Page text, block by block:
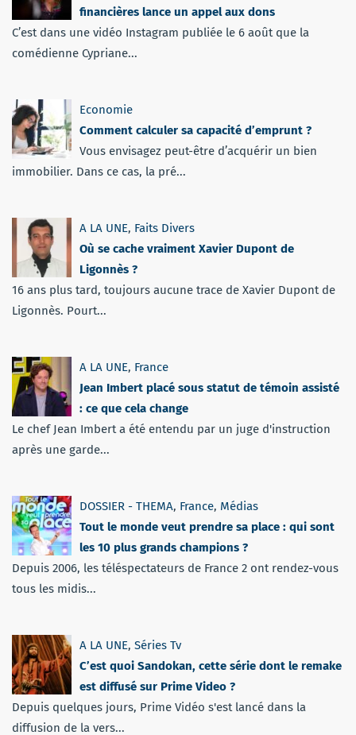
financières lance un appel aux dons
C’est dans une vidéo Instagram publiée le 6 août que la
comédienne Cypriane...
Economie
Comment calculer sa capacité d’emprunt ?
Vous envisagez peut-être d’acquérir un bien
immobilier. Dans ce cas, la pré...
A LA UNE, Faits Divers
Où se cache vraiment Xavier Dupont de
Ligonnès ?
16 ans plus tard, toujours aucune trace de Xavier Dupont de
Ligonnès. Pourt...
A LA UNE, France
Jean Imbert placé sous statut de témoin assisté
: ce que cela change
Le chef Jean Imbert a été entendu par un juge d'instruction
après une garde...
DOSSIER - THEMA, France, Médias
Tout le monde veut prendre sa place : qui sont
les 10 plus grands champions ?
Depuis 2006, les téléspectateurs de France 2 ont rendez-vous
tous les midis...
A LA UNE, Séries Tv
C’est quoi Sandokan, cette série dont le remake
est diffusé sur Prime Video ?
Depuis quelques jours, Prime Vidéo s'est lancé dans la
diffusion de la vers...